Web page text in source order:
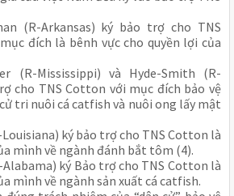
(R-Arkansas) ký bảo trợ cho TNS
đích là bênh vực cho quyền lợi của
(R-Mississippi) và Hyde-Smith (R-
cho TNS Cotton với mục đích bảo vệ
tri nuôi cá catfish và nuôi ong lấy mật
Louisiana) ký bảo trợ cho TNS Cotton là
mình về ngành đánh bắt tôm (4).
ký Bảo trợ cho TNS Cotton là
mình về ngành sản xuất cá catfish.